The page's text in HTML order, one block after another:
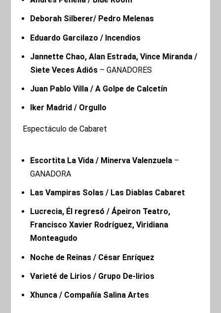
Deborah Silberer/ Pedro Melenas
Eduardo Garcilazo / Incendios
Jannette Chao, Alan Estrada, Vince Miranda /
Siete Veces Adiós– GANADORES
Juan Pablo Villa / A Golpe de Calcetín
Iker Madrid / Orgullo
Espectáculo de Cabaret
Escortita La Vida / Minerva Valenzuela–
GANADORA
Las Vampiras Solas / Las Diablas Cabaret
Lucrecia, Él regresó / Ápeiron Teatro,
Francisco Xavier Rodríguez, Viridiana
Monteagudo
Noche de Reinas / César Enríquez
Varieté de Lirios / Grupo De-lirios
Xhunca / Compañía Salina Artes